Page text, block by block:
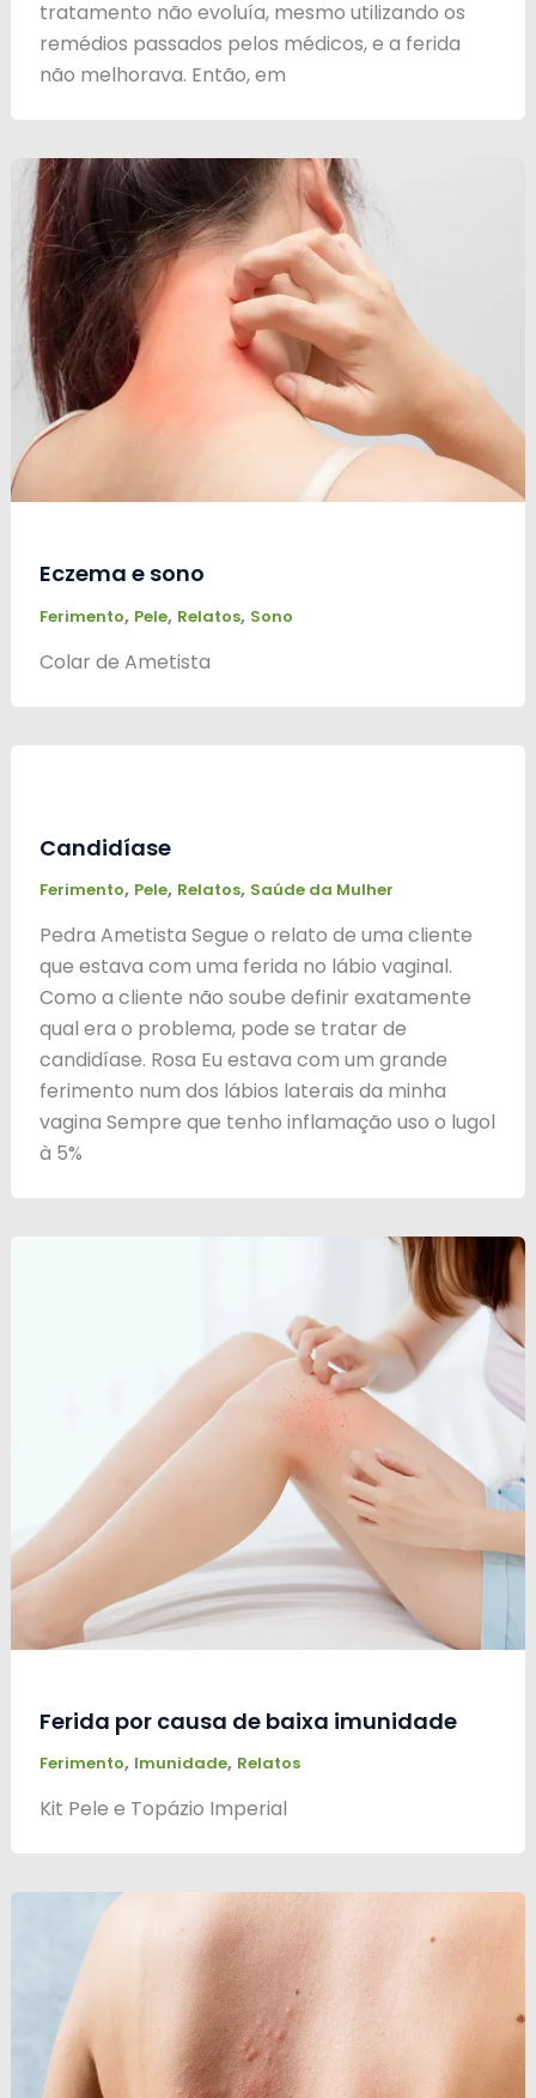
tratamento não evoluía, mesmo utilizando os
remédios passados pelos médicos, e a ferida
não melhorava. Então, em
Eczema e sono
Ferimento, Pele, Relatos, Sono
Colar de Ametista
Candidíase
Ferimento, Pele, Relatos, Saúde da Mulher
Pedra Ametista Segue o relato de uma cliente
que estava com uma ferida no lábio vaginal.
Como a cliente não soube definir exatamente
qual era o problema, pode se tratar de
candidíase. Rosa Eu estava com um grande
ferimento num dos lábios laterais da minha
vagina Sempre que tenho inflamação uso o lugol
à 5%
Ferida por causa de baixa imunidade
Ferimento, Imunidade, Relatos
Kit Pele e Topázio Imperial